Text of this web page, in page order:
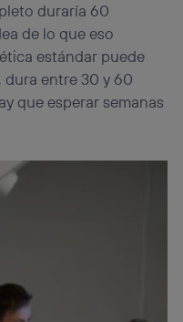
duraría 60
de lo que eso
estándar puede
entre 30 y 60
que esperar semanas